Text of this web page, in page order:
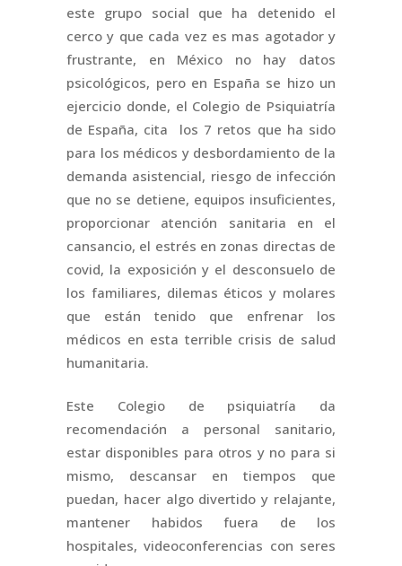
este grupo social que ha detenido el
cerco y que cada vez es mas agotador y
frustrante, en México no hay datos
psicológicos, pero en España se hizo un
ejercicio donde, el Colegio de Psiquiatría
de España, cita los 7 retos que ha sido
para los médicos y desbordamiento de la
demanda asistencial, riesgo de infección
que no se detiene, equipos insuficientes,
proporcionar atención sanitaria en el
cansancio, el estrés en zonas directas de
covid, la exposición y el desconsuelo de
los familiares, dilemas éticos y molares
que están tenido que enfrenar los
médicos en esta terrible crisis de salud
humanitaria.
Este Colegio de psiquiatría da
recomendación a personal sanitario,
estar disponibles para otros y no para si
mismo, descansar en tiempos que
puedan, hacer algo divertido y relajante,
mantener habidos fuera de los
hospitales, videoconferencias con seres